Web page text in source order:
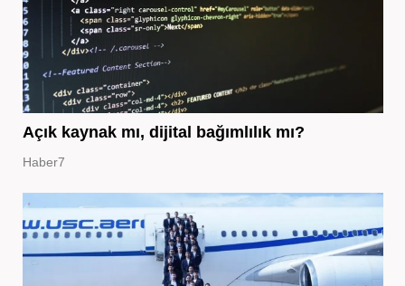
Açık kaynak mı, dijital bağımlılık mı?
Haber7